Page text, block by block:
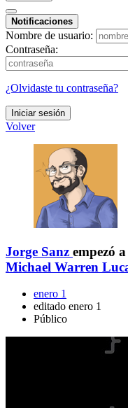
Notificaciones
Nombre de usuario:
Contraseña:
¿Olvidaste tu contraseña?
Iniciar sesión
Volver
Jorge Sanz empezó
Michael Warren
enero 1
editado enero 1
Público